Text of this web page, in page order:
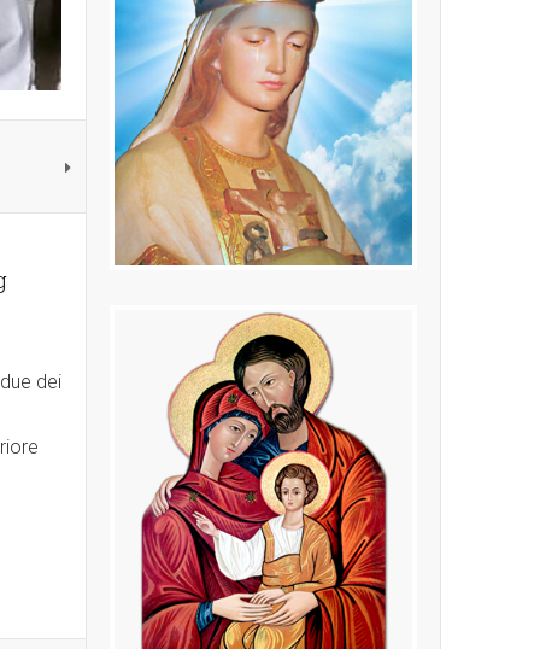
dei
della Congregazione dei Missionari
della Sacra Famiglia
LEGGI PIÙ